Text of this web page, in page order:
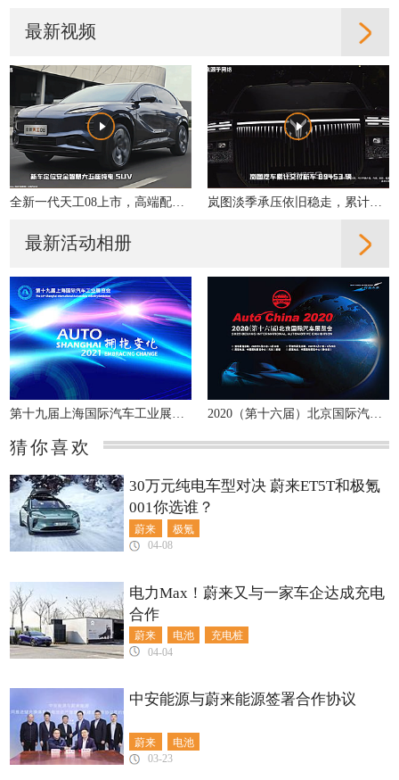
最新视频
岚图淡季承压依旧稳走，累计交付同比增31%
最新活动相册
第十九届上海国际汽车工业展览会 2020（第十六届）北京国际汽车展览会
猜你喜欢
蔚来 极氪
30万元纯电车型对决 蔚来ET5T和极氪
001你选谁？
04-08
蔚来 电池 充电桩
电力Max！蔚来又与一家车企达成充电
合作
04-04
蔚来 电池
中安能源与蔚来能源签署合作协议
03-23